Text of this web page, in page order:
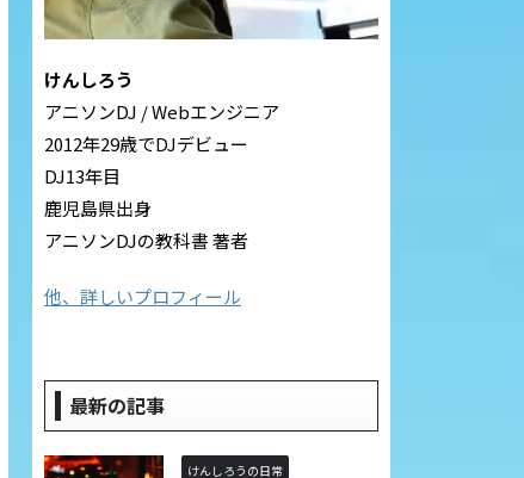
けんしろう
アニソンDJ / Webエンジニア
2012年29歳でDJデビュー
DJ13年目
鹿児島県出身
アニソンDJの教科書 著者
他、詳しいプロフィール
最新の記事
けんしろうの日常